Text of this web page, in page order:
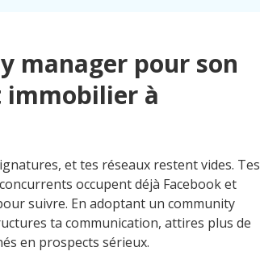
manager pour son
immobilier à
et tes réseaux restent vides. Tes
occupent déjà Facebook et
suivre. En adoptant un community
ta communication, attires plus de
en prospects sérieux.